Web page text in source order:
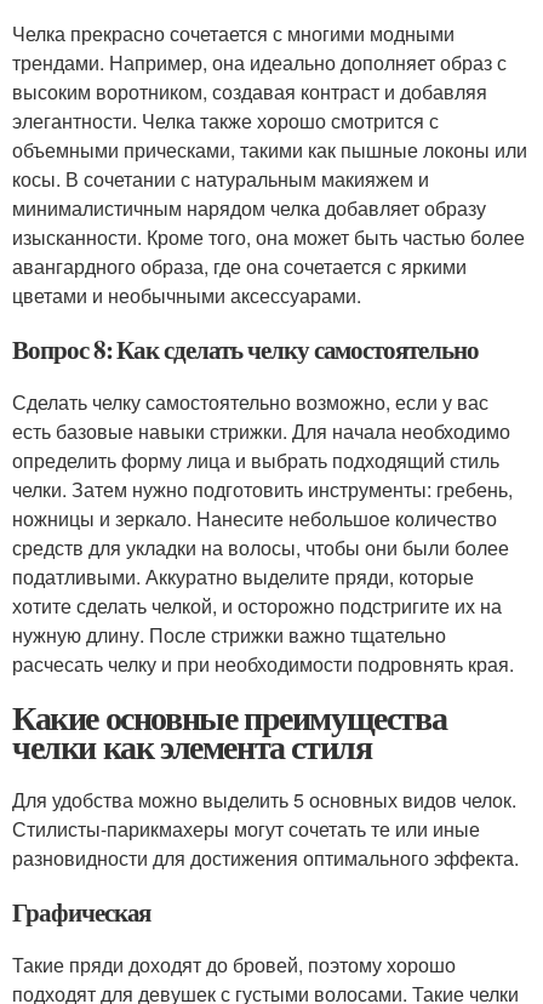
Челка прекрасно сочетается с многими модными
трендами. Например, она идеально дополняет образ с
высоким воротником, создавая контраст и добавляя
элегантности. Челка также хорошо смотрится с
объемными прическами, такими как пышные локоны или
косы. В сочетании с натуральным макияжем и
минималистичным нарядом челка добавляет образу
изысканности. Кроме того, она может быть частью более
авангардного образа, где она сочетается с яркими
цветами и необычными аксессуарами.
Вопрос 8: Как сделать челку самостоятельно
Сделать челку самостоятельно возможно, если у вас
есть базовые навыки стрижки. Для начала необходимо
определить форму лица и выбрать подходящий стиль
челки. Затем нужно подготовить инструменты: гребень,
ножницы и зеркало. Нанесите небольшое количество
средств для укладки на волосы, чтобы они были более
податливыми. Аккуратно выделите пряди, которые
хотите сделать челкой, и осторожно подстригите их на
нужную длину. После стрижки важно тщательно
расчесать челку и при необходимости подровнять края.
Какие основные преимущества
челки как элемента стиля
Для удобства можно выделить 5 основных видов челок.
Стилисты-парикмахеры могут сочетать те или иные
разновидности для достижения оптимального эффекта.
Графическая
Такие пряди доходят до бровей, поэтому хорошо
подходят для девушек с густыми волосами. Такие челки